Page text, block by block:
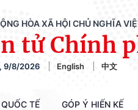
HÒA XÃ HỘI CHỦ NGHĨA
tử Chính
9/8/2026 English 中文
QUỐC TẾ GÓP Ý HIẾN KẾ